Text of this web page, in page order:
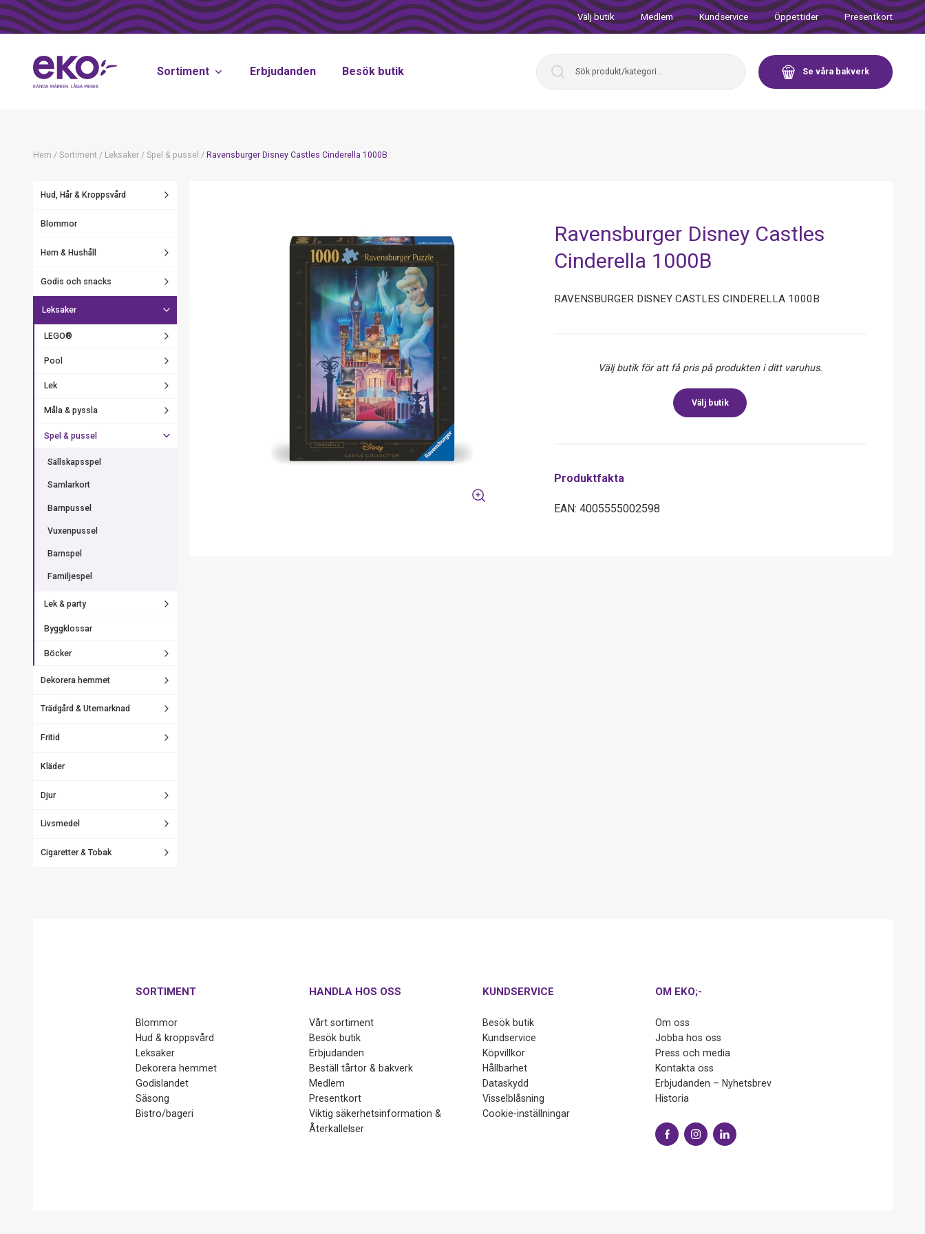
Välj butik Medlem Kundservice Öppettider Presentkort
Sortiment Erbjudanden Besök butik Se våra bakverk
Hem / Sortiment / Leksaker / Spel & pussel / Ravensburger Disney Castles Cinderella 1000B
Hud, Hår & Kroppsvård
Blommor
Hem & Hushåll
Godis och snacks
Leksaker
LEGO®
Pool
Lek
Måla & pyssla
Spel & pussel
Sällskapsspel
Samlarkort
Barnpussel
Vuxenpussel
Barnspel
Familjespel
Lek & party
Byggklossar
Böcker
Dekorera hemmet
Trädgård & Utemarknad
Fritid
Kläder
Djur
Livsmedel
Cigaretter & Tobak
Ravensburger Disney Castles
Cinderella 1000B
RAVENSBURGER DISNEY CASTLES CINDERELLA 1000B
Välj butik för att få pris på produkten i ditt varuhus.
Välj butik
Produktfakta
EAN: 4005555002598
SORTIMENT
Blommor
Hud & kroppsvård
Leksaker
Dekorera hemmet
Godislandet
Säsong
Bistro/bageri
HANDLA HOS OSS
Vårt sortiment
Besök butik
Erbjudanden
Beställ tårtor & bakverk
Medlem
Presentkort
Viktig säkerhetsinformation &
Återkallelser
KUNDSERVICE
Besök butik
Kundservice
Köpvillkor
Hållbarhet
Dataskydd
Visselblåsning
Cookie-inställningar
OM EKO;-
Om oss
Jobba hos oss
Press och media
Kontakta oss
Erbjudanden – Nyhetsbrev
Historia